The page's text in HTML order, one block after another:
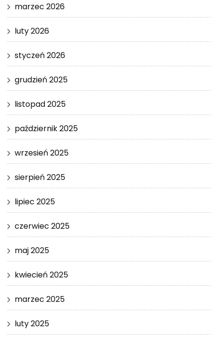
marzec 2026
luty 2026
styczeń 2026
grudzień 2025
listopad 2025
październik 2025
wrzesień 2025
sierpień 2025
lipiec 2025
czerwiec 2025
maj 2025
kwiecień 2025
marzec 2025
luty 2025